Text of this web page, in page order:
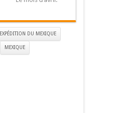
EXPÉDITION DU MEXIQUE
MEXIQUE